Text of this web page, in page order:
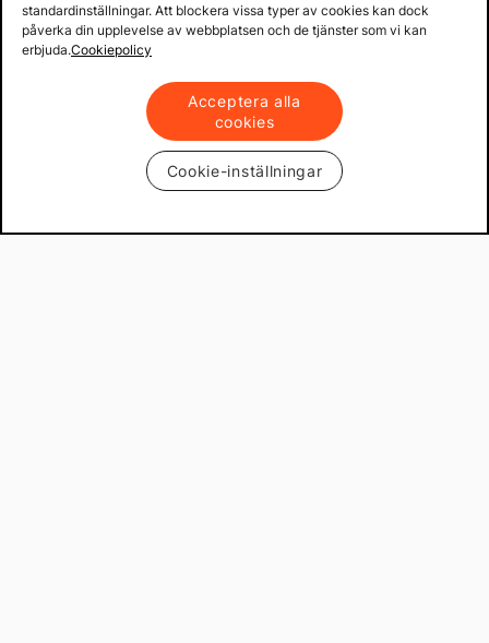
standardinställningar. Att blockera vissa typer av cookies kan dock
påverka din upplevelse av webbplatsen och de tjänster som vi kan
erbjuda.Cookiepolicy
Acceptera alla
cookies
Cookie-inställningar